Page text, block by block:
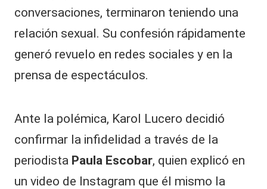
conversaciones, terminaron teniendo una
relación sexual. Su confesión rápidamente
generó revuelo en redes sociales y en la
prensa de espectáculos.
Ante la polémica, Karol Lucero decidió
confirmar la infidelidad a través de la
periodista Paula Escobar, quien explicó en
un video de Instagram que él mismo la